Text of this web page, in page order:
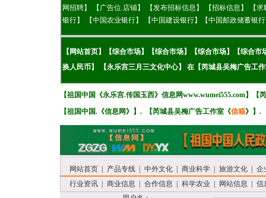
网招聘】
【 广告位.店铺】 【发布招标信息】 【招标信息】 【求
银行】
【中国农业银行】 【中国建设银行】 【中国邮政储蓄银
【 网站首页】【综合市场】 【综合市场】 【综合市场】 【综合市
换人民币】
【永乐宫三月三文化中心】 在 【芮城县吴梅广告工
【祖国中国《永乐宫.传国玉西》 信息网www.wumei555.com】 【
【祖国中国.《信息网 》 】. 【芮城县吴梅广告工作室《信箱》 】.
网站首页 产品专线 中外文化 商业科学 旅游文化
企
行业资讯
商业信息 合作信息 科学农业 网站信息
信